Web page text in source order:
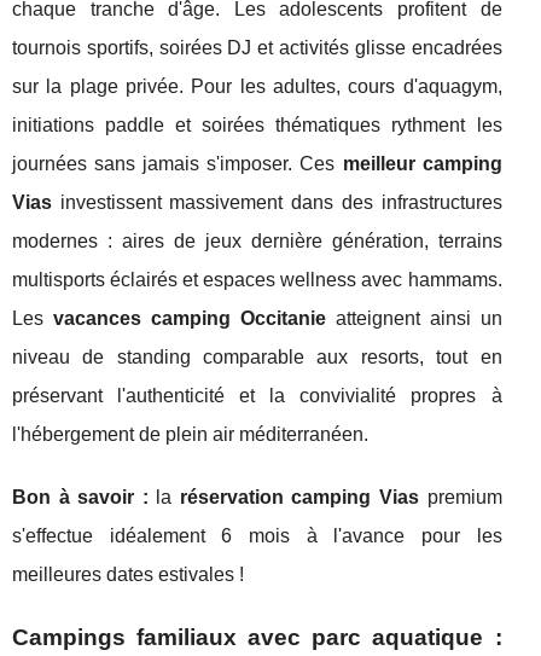
chaque tranche d'âge. Les adolescents profitent de
tournois sportifs, soirées DJ et activités glisse encadrées
sur la plage privée. Pour les adultes, cours d'aquagym,
initiations paddle et soirées thématiques rythment les
journées sans jamais s'imposer. Ces meilleur camping
Vias investissent massivement dans des infrastructures
modernes : aires de jeux dernière génération, terrains
multisports éclairés et espaces wellness avec hammams.
Les vacances camping Occitanieatteignent ainsi un
niveau de standing comparable aux resorts, tout en
préservant l'authenticité et la convivialité propres à
l'hébergement de plein air méditerranéen.
Bon à savoir : la réservation camping Vias premium
s'effectue idéalement 6 mois à l'avance pour les
meilleures dates estivales !
Campings familiaux avec parc aquatique :